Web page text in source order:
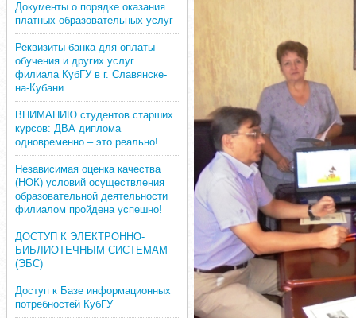
Документы о порядке оказания
платных образовательных услуг
Реквизиты банка для оплаты
обучения и других услуг
филиала КубГУ в г. Славянске-
на-Кубани
ВНИМАНИЮ студентов старших
курсов: ДВА диплома
одновременно – это реально!
Независимая оценка качества
(НОК) условий осуществления
образовательной деятельности
филиалом пройдена успешно!
ДОСТУП К ЭЛЕКТРОННО-
БИБЛИОТЕЧНЫМ СИСТЕМАМ
(ЭБС)
Доступ к Базе информационных
потребностей КубГУ